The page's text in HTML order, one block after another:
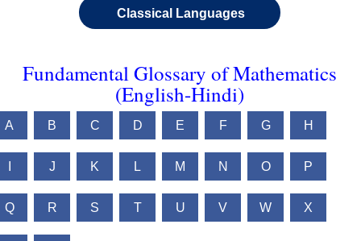
Classical Languages
Fundamental Glossary of Mathematics
(English-Hindi)
A B C D E F G H
J K L M N O P
Q R S T U V W X